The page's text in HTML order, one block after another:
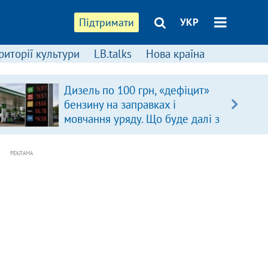
Підтримати УКР
культури LB.talks Нова країна
Дизель по 100 грн, «дефіцит»
бензину на заправках і
мовчання уряду. Що буде далі з
цінами на пальне?
РЕКЛАМА